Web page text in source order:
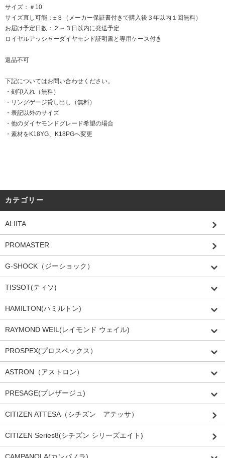
サイズ：＃10
サイズ直し可能：±３（メーカー保証書付きで購入後３年以内１回無料）
お届け予定日数：２～３日以内に発送予定
ロイヤルアッシャーダイヤモンド証明書と専用ケース付き
返品不可
下記についてはお問い合わせください。
・刻印入れ（無料）
・リングゲージ貸し出し（無料）
・表記以外のサイズ
・他のダイヤモンドグレード希望の場合
・素材をK18YG、K18PGへ変更
カテゴリー
ALIITA
PROMASTER
G-SHOCK（ジーショック）
TISSOT(ティソ)
HAMILTON(ハミルトン)
RAYMOND WEIL(レイモンド ウェイル)
PROSPEX(プロスペックス）
ASTRON（アストロン）
PRESAGE(プレザージュ)
CITIZEN ATTESA（シチズン アテッサ）
CITIZEN Series8(シチズン シリーズエイト)